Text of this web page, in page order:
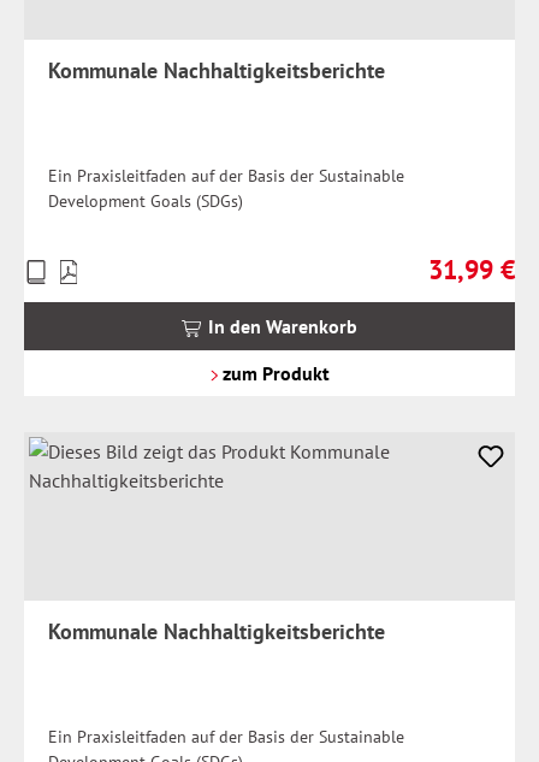
Kommunale Nachhaltigkeitsberichte
Ein Praxisleitfaden auf der Basis der Sustainable
Development Goals (SDGs)
Regulärer
31,99 €
Preise
inkl.
In den Warenkorb
zum Produkt
Kommunale Nachhaltigkeitsberichte
Ein Praxisleitfaden auf der Basis der Sustainable